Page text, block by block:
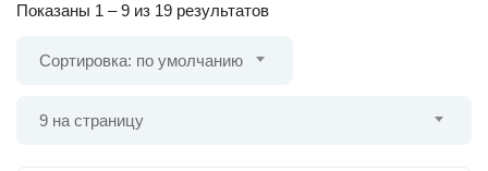
Показаны 1 –9 из 19 результатов
Сортировка: по умолчанию
9 на страницу